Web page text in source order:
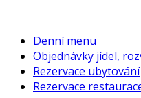
Denní menu
Objednávky jídel,
Rezervace ubytování
Rezervace